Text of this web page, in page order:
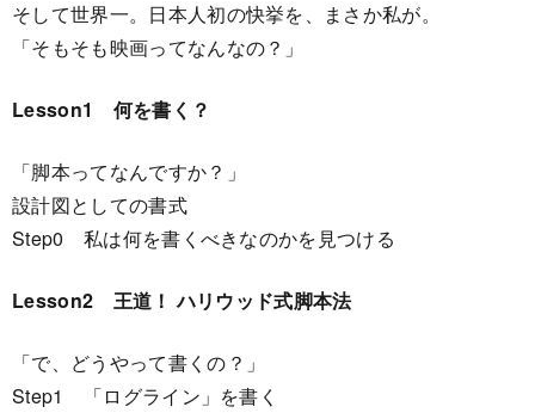
そして世界一。日本人初の快挙を、まさか私が。
「そもそも映画ってなんなの？」
Lesson1 何を書く？
「脚本ってなんですか？」
設計図としての書式
Step0 私は何を書くべきなのかを見つける
Lesson2 王道！ ハリウッド式脚本法
「で、どうやって書くの？」
Step1 「ログライン」を書く